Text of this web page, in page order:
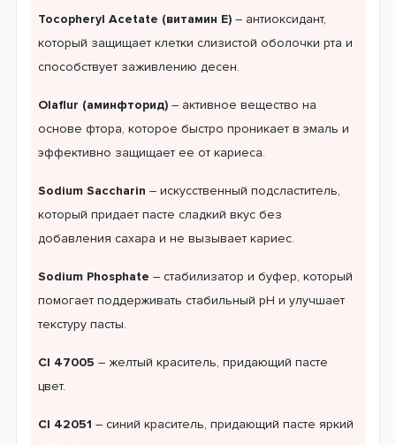
Tocopheryl Acetate (витамин E) – антиоксидант,
который защищает клетки слизистой оболочки рта и
способствует заживлению десен.
Olaflur (аминфторид) – активное вещество на
основе фтора, которое быстро проникает в эмаль и
эффективно защищает ее от кариеса.
Sodium Saccharin – искусственный подсластитель,
который придает пасте сладкий вкус без
добавления сахара и не вызывает кариес.
Sodium Phosphate – стабилизатор и буфер, который
помогает поддерживать стабильный pH и улучшает
текстуру пасты.
CI 47005 – желтый краситель, придающий пасте
цвет.
CI 42051 – синий краситель, придающий пасте яркий